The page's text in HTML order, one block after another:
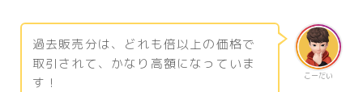
こーだい
過去販売分は、どれも倍以上の価格で
取引されて、かなり高額になっていま
す！